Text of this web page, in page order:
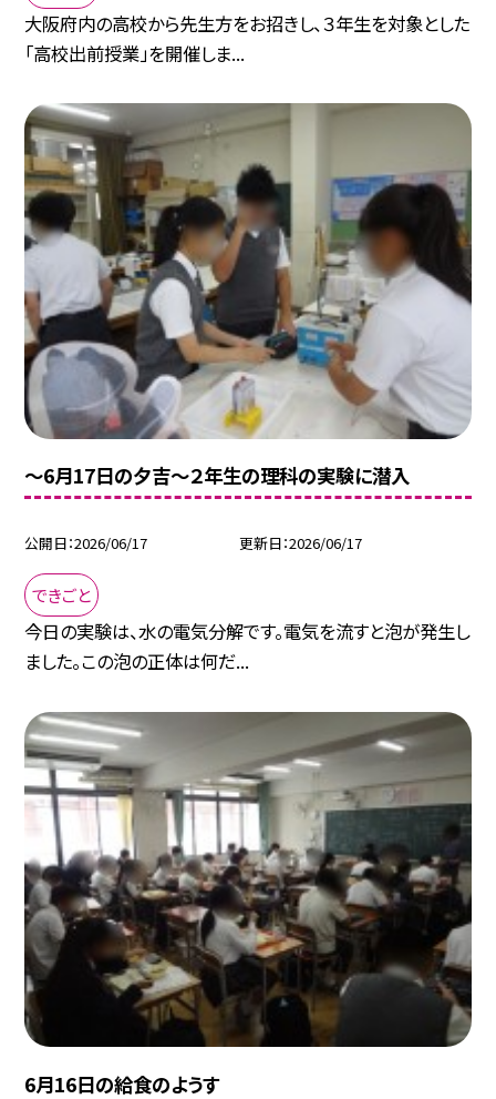
大阪府内の高校から先生方をお招きし、３年生を対象とした
「高校出前授業」を開催しま...
～6月17日の夕吉～２年生の理科の実験に潜入
公開日 2026/06/17 更新日 2026/06/17
できごと
今日の実験は、水の電気分解です。電気を流すと泡が発生し
ました。この泡の正体は何だ...
6月16日の給食のようす